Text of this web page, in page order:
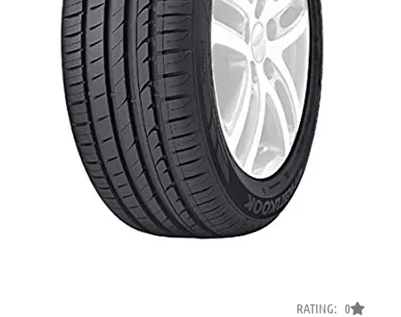
RATING: 0